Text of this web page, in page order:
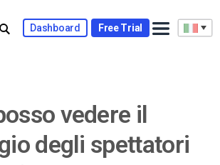
Dashboard Free Trial
vedere il
degli spettatori